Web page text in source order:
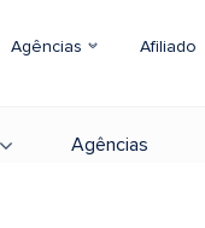
Agências Afiliado
Agências